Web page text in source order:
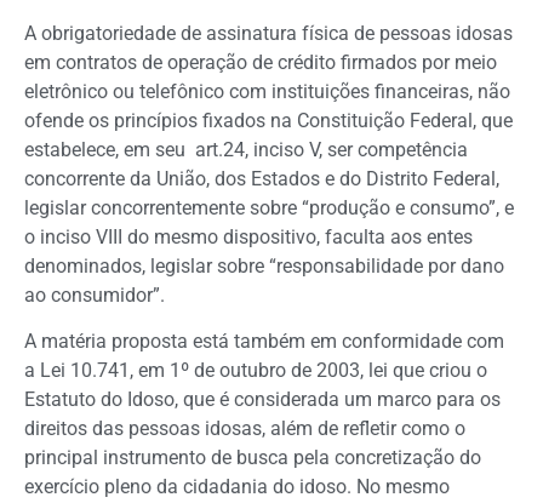
A obrigatoriedade de assinatura física de pessoas idosas
em contratos de operação de crédito firmados por meio
eletrônico ou telefônico com instituições financeiras, não
ofende os princípios fixados na Constituição Federal, que
estabelece, em seu art.24, inciso V, ser competência
concorrente da União, dos Estados e do Distrito Federal,
legislar concorrentemente sobre “produção e consumo”, e
o inciso VIII do mesmo dispositivo, faculta aos entes
denominados, legislar sobre “responsabilidade por dano
ao consumidor”.
A matéria proposta está também em conformidade com
a Lei 10.741, em 1º de outubro de 2003, lei que criou o
Estatuto do Idoso, que é considerada um marco para os
direitos das pessoas idosas, além de refletir como o
principal instrumento de busca pela concretização do
exercício pleno da cidadania do idoso. No mesmo